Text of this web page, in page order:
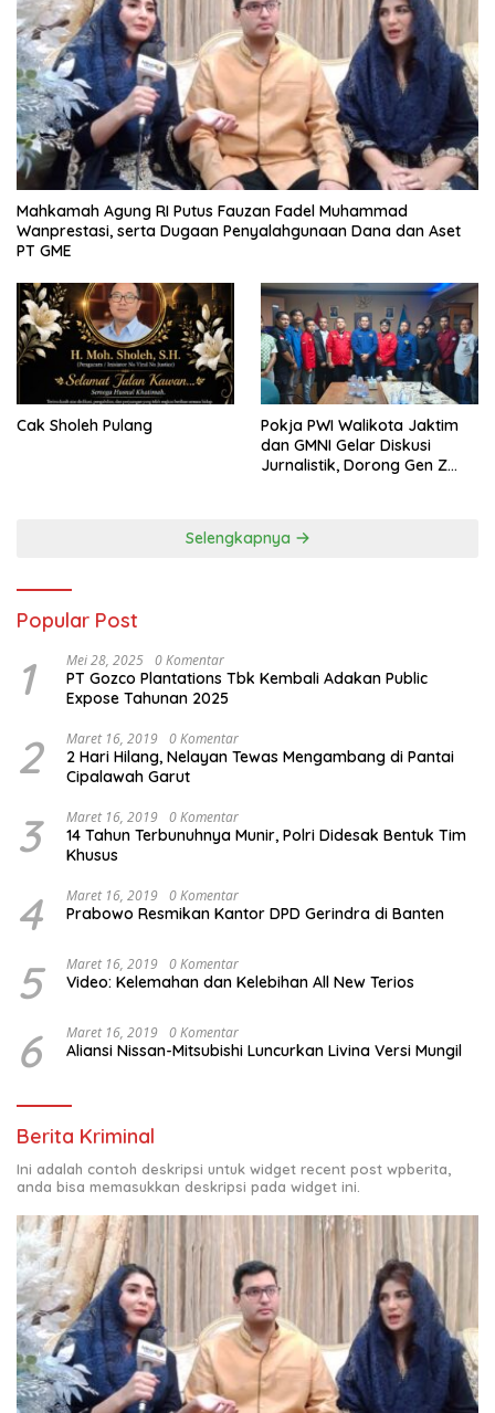
Mahkamah Agung RI Putus Fauzan Fadel Muhammad
Wanprestasi, serta Dugaan Penyalahgunaan Dana dan Aset
PT GME
Cak Sholeh Pulang
Pokja PWI Walikota Jaktim
dan GMNI Gelar Diskusi
Jurnalistik, Dorong Gen Z
Selengkapnya
Popular Post
1 Mei 28, 2025 0 Komentar
PT Gozco Plantations Tbk Kembali Adakan Public
Expose Tahunan 2025
2 Maret 16, 2019 0 Komentar
2 Hari Hilang, Nelayan Tewas Mengambang di Pantai
Cipalawah Garut
3 Maret 16, 2019 0 Komentar
14 Tahun Terbunuhnya Munir, Polri Didesak Bentuk Tim
Khusus
4 Maret 16, 2019 0 Komentar
Prabowo Resmikan Kantor DPD Gerindra di Banten
5 Maret 16, 2019 0 Komentar
Video: Kelemahan dan Kelebihan All New Terios
6 Maret 16, 2019 0 Komentar
Aliansi Nissan-Mitsubishi Luncurkan Livina Versi Mungil
Berita Kriminal
Ini adalah contoh deskripsi untuk widget recent post wpberita,
anda bisa memasukkan deskripsi pada widget ini.